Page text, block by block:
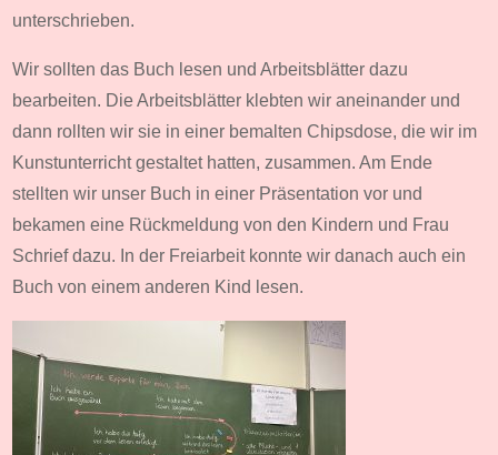
unterschrieben.
Wir sollten das Buch lesen und Arbeitsblätter dazu
bearbeiten. Die Arbeitsblätter klebten wir aneinander und
dann rollten wir sie in einer bemalten Chipsdose, die wir im
Kunstunterricht gestaltet hatten, zusammen. Am Ende
stellten wir unser Buch in einer Präsentation vor und
bekamen eine Rückmeldung von den Kindern und Frau
Schrief dazu. In der Freiarbeit konnte wir danach auch ein
Buch von einem anderen Kind lesen.